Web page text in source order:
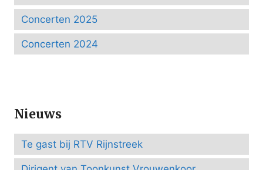
Concerten 2025
Concerten 2024
Nieuws
Te gast bij RTV Rijnstreek